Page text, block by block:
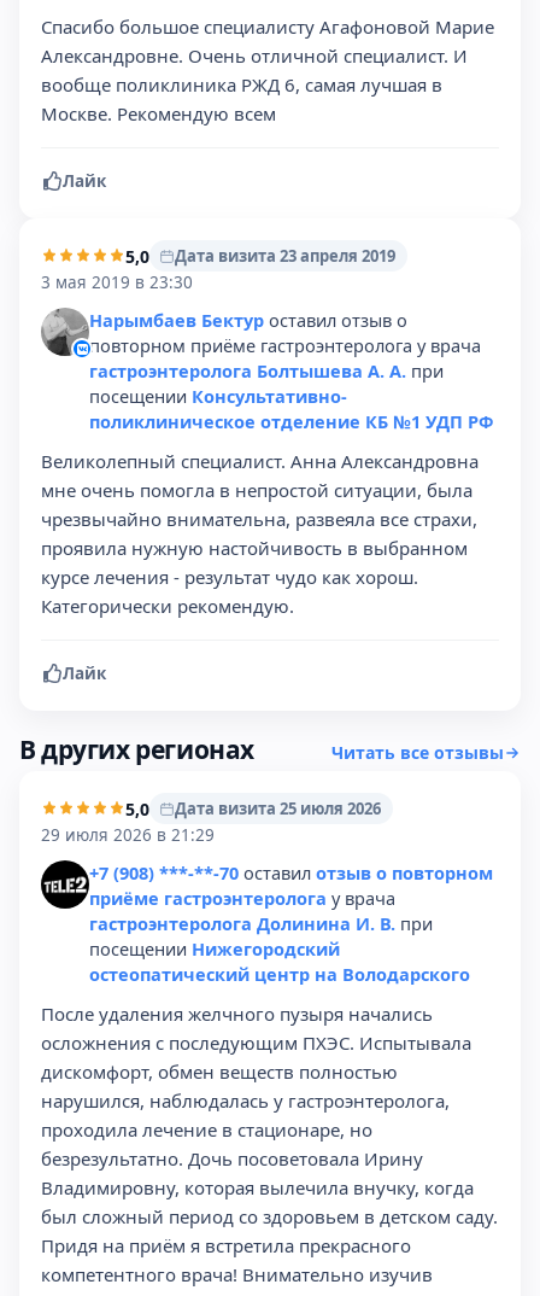
Спасибо большое специалисту Агафоновой Марие
Александровне. Очень отличной специалист. И
вообще поликлиника РЖД 6, самая лучшая в
Москве. Рекомендую всем
Лайк
5,0
Дата визита 23 апреля 2019
3 мая 2019 в 23:30
Нарымбаев Бектур оставил отзыв о
повторном приёме гастроэнтеролога у врача
гастроэнтеролога Болтышева А. А. при
посещении Консультативно-
поликлиническое отделение КБ №1 УДП РФ
Великолепный специалист. Анна Александровна
мне очень помогла в непростой ситуации, была
чрезвычайно внимательна, развеяла все страхи,
проявила нужную настойчивость в выбранном
курсе лечения - результат чудо как хорош.
Категорически рекомендую.
Лайк
В других регионах Читать все отзывы
5,0
Дата визита 25 июля 2026
29 июля 2026 в 21:29
+7 (908) ***-**-70 оставил отзыв о повторном
приёме гастроэнтеролога у врача
гастроэнтеролога Долинина И. В. при
посещении Нижегородский
остеопатический центр на Володарского
После удаления желчного пузыря начались
осложнения с последующим ПХЭС. Испытывала
дискомфорт, обмен веществ полностью
нарушился, наблюдалась у гастроэнтеролога,
проходила лечение в стационаре, но
безрезультатно. Дочь посоветовала Ирину
Владимировну, которая вылечила внучку, когда
был сложный период со здоровьем в детском саду.
Придя на приём я встретила прекрасного
компетентного врача! Внимательно изучив